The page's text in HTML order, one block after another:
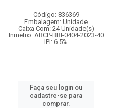
Código: 836369
Embalagem: Unidade
Caixa Com: 24 Unidade(s)
Inmetro: ABCP-BRI-0404-2023-40
IPI: 6.5%
Faça seu login ou
cadastre-se para
comprar.